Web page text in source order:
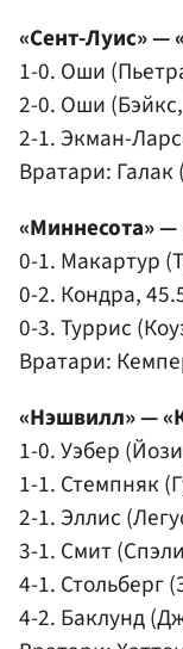
«Сент-Луис» —
1-0. Оши
2-0. Оши
2-1. Экман-
Вратари:
«Миннесота» —
0-1. Макартур
0-2. Кондра,
0-3. Туррис
Вратари:
«Нэшвилл» —
1-0. Уэбер
1-1. Стемпняк
2-1. Эллис
3-1. Смит
4-1. Стольберг
4-2. Баклунд